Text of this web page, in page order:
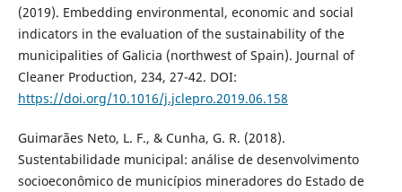
(2019). Embedding environmental, economic and social
indicators in the evaluation of the sustainability of the
municipalities of Galicia (northwest of Spain). Journal of
Cleaner Production, 234, 27-42. DOI:
https://doi.org/10.1016/j.jclepro.2019.06.158
Guimarães Neto, L. F., & Cunha, G. R. (2018).
Sustentabilidade municipal: análise de desenvolvimento
socioeconômico de municípios mineradores do Estado de